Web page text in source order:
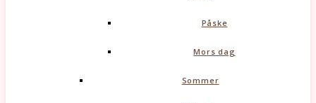
Påske
Mors dag
Sommer